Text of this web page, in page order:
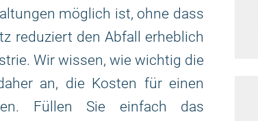
möglich ist, ohne dass
reduziert den Abfall erheblich
Wir wissen, wie wichtig die
an, die Kosten für einen
Füllen Sie einfach das